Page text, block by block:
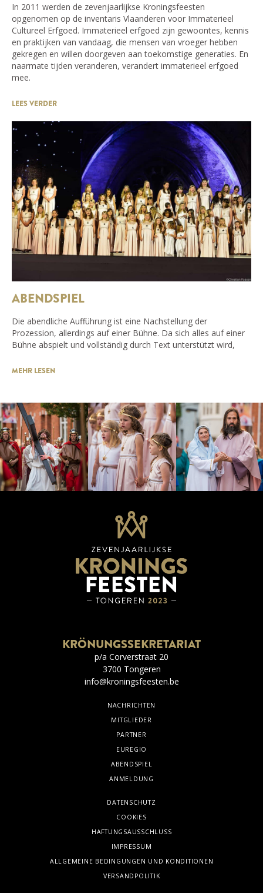
In 2011 werden de zevenjaarlijkse Kroningsfeesten
opgenomen op de inventaris Vlaanderen voor Immaterieel
Cultureel Erfgoed. Immaterieel erfgoed zijn gewoontes, kennis
en praktijken van vandaag, die mensen van vroeger hebben
gekregen en willen doorgeven aan toekomstige generaties. En
naarmate tijden veranderen, verandert immaterieel erfgoed
mee.
LEES VERDER
ABENDSPIEL
Die abendliche Aufführung ist eine Nachstellung der
Prozession, allerdings auf einer Bühne. Da sich alles auf einer
Bühne abspielt und vollständig durch Text unterstützt wird,
MEHR LESEN
KRÖNUNGSSEKRETARIAT
p/a Corverstraat 20
3700 Tongeren
info@kroningsfeesten.be
NACHRICHTEN
MITGLIEDER
PARTNER
EUREGIO
ABENDSPIEL
ANMELDUNG
DATENSCHUTZ
COOKIES
HAFTUNGSAUSSCHLUSS
IMPRESSUM
ALLGEMEINE BEDINGUNGEN UND KONDITIONEN
VERSANDPOLITIK